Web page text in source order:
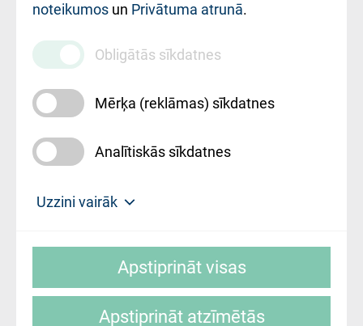
010000234
Maksas
pakalpojumu
cenrādis
noteikumos un Privātuma atrunā.
Obligātās sīkdatnes
Mērķa (reklāmas) sīkdatnes
Analītiskās sīkdatnes
Uzzini vairāk
slimnīca, turpmāk – Pārzinis, sīkdatņu
Apstiprināt visas
Apstiprināt atzīmētās